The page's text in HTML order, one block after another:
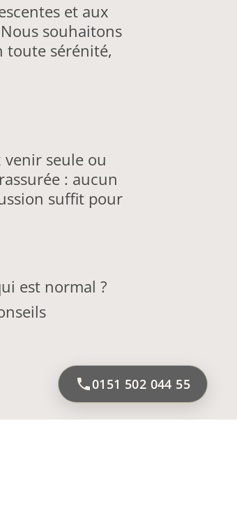
et aux
souhaitons
toute sérénité,
seule ou
: aucun
suffit pour
est normal ?
0151 502 044 55